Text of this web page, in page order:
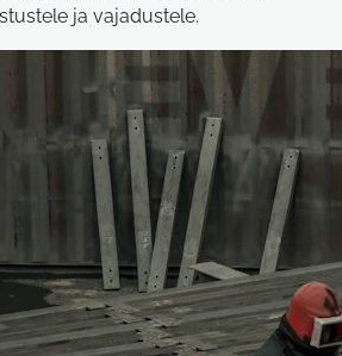
ja vajadustele.